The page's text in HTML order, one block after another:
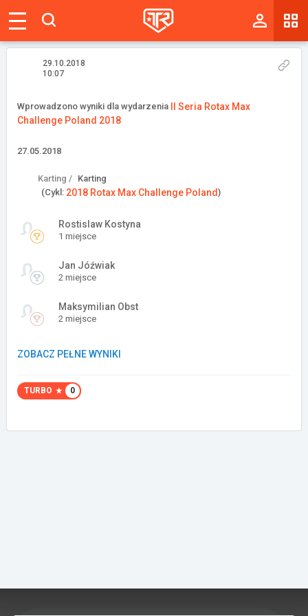
Tablica
Blogi
Galerie
Wydarzenia
Ranking
Załóż konto
29.10.2018
10:07
Wprowadzono wyniki dla wydarzenia
II Seria Rotax Max
Challenge Poland 2018
27.05.2018
Karting / Karting
(Cykl: 2018 Rotax Max Challenge Poland )
Rostislaw Kostyna
1 miejsce
Jan Jóźwiak
2 miejsce
Maksymilian Obst
2 miejsce
ZOBACZ PEŁNE WYNIKI
TURBO 0